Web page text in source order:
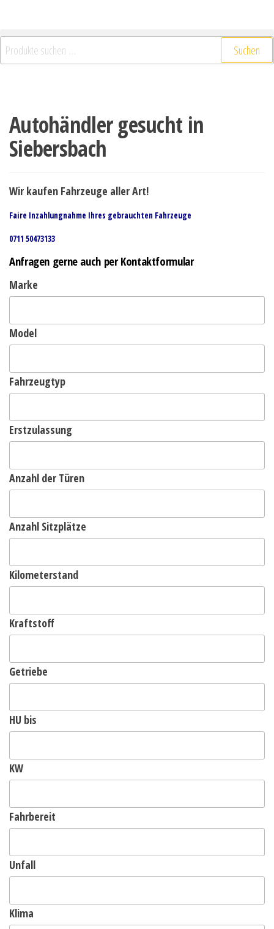
Suchen
Autohändler gesucht in
Siebersbach
Wir kaufen Fahrzeuge aller Art!
Faire Inzahlungnahme Ihres gebrauchten Fahrzeuge
0711 50473133
Anfragen gerne auch per Kontaktformular
Marke
Model
Fahrzeugtyp
Erstzulassung
Anzahl der Türen
Anzahl Sitzplätze
Kilometerstand
Kraftstoff
Getriebe
HU bis
KW
Fahrbereit
Unfall
Klima